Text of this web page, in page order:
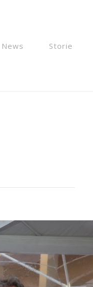
News Storie